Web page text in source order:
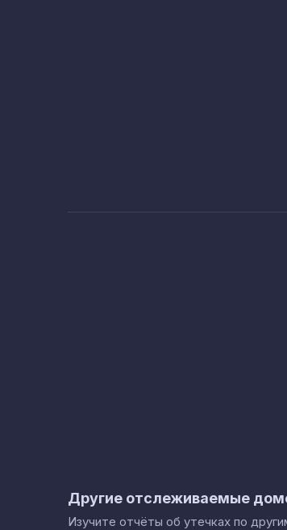
Другие отслеживаемые
Изучите отчёты об утечках по